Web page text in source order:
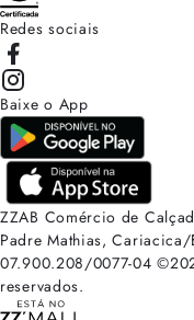
Redes sociais
Baixe o App
ZZAB Comércio de
Padre Mathias, Cariacica/
07.900.208/0077-04 ©
reservados.